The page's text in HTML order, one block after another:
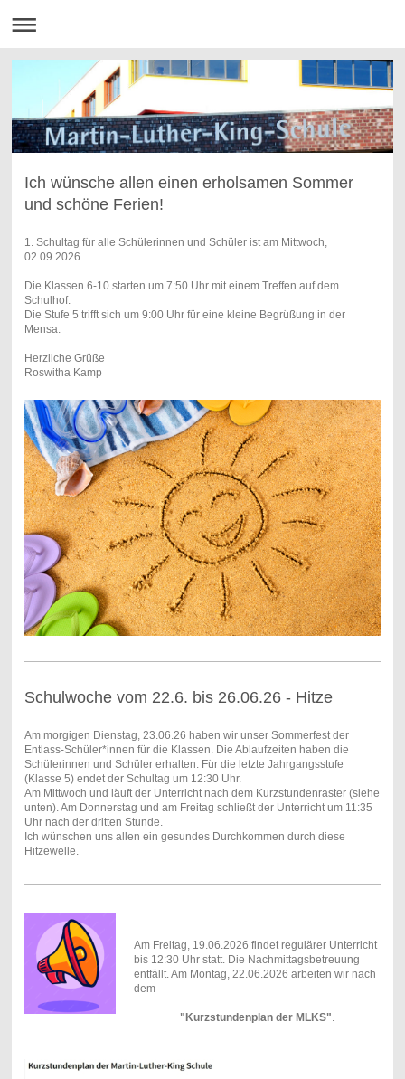
Ich wünsche allen einen erholsamen Sommer
und schöne Ferien!
1. Schultag für alle Schülerinnen und Schüler ist am Mittwoch,
02.09.2026.
Die Klassen 6-10 starten um 7:50 Uhr mit einem Treffen auf dem
Schulhof.
Die Stufe 5 trifft sich um 9:00 Uhr für eine kleine Begrüßung in der
Mensa.
Herzliche Grüße
Roswitha Kamp
Schulwoche vom 22.6. bis 26.06.26 - Hitze
Am morgigen Dienstag, 23.06.26 haben wir unser Sommerfest der
Entlass-Schüler*innen für die Klassen. Die Ablaufzeiten haben die
Schülerinnen und Schüler erhalten. Für die letzte Jahrgangsstufe
(Klasse 5) endet der Schultag um 12:30 Uhr.
Am Mittwoch und läuft der Unterricht nach dem Kurzstundenraster (siehe
unten). Am Donnerstag und am Freitag schließt der Unterricht um 11:35
Uhr nach der dritten Stunde.
Ich wünschen uns allen ein gesundes Durchkommen durch diese
Hitzewelle.
Am Freitag, 19.06.2026 findet regulärer Unterricht
bis 12:30 Uhr statt. Die Nachmittagsbetreuung
entfällt. Am Montag, 22.06.2026 arbeiten wir nach
dem
"Kurzstundenplan der MLKS".